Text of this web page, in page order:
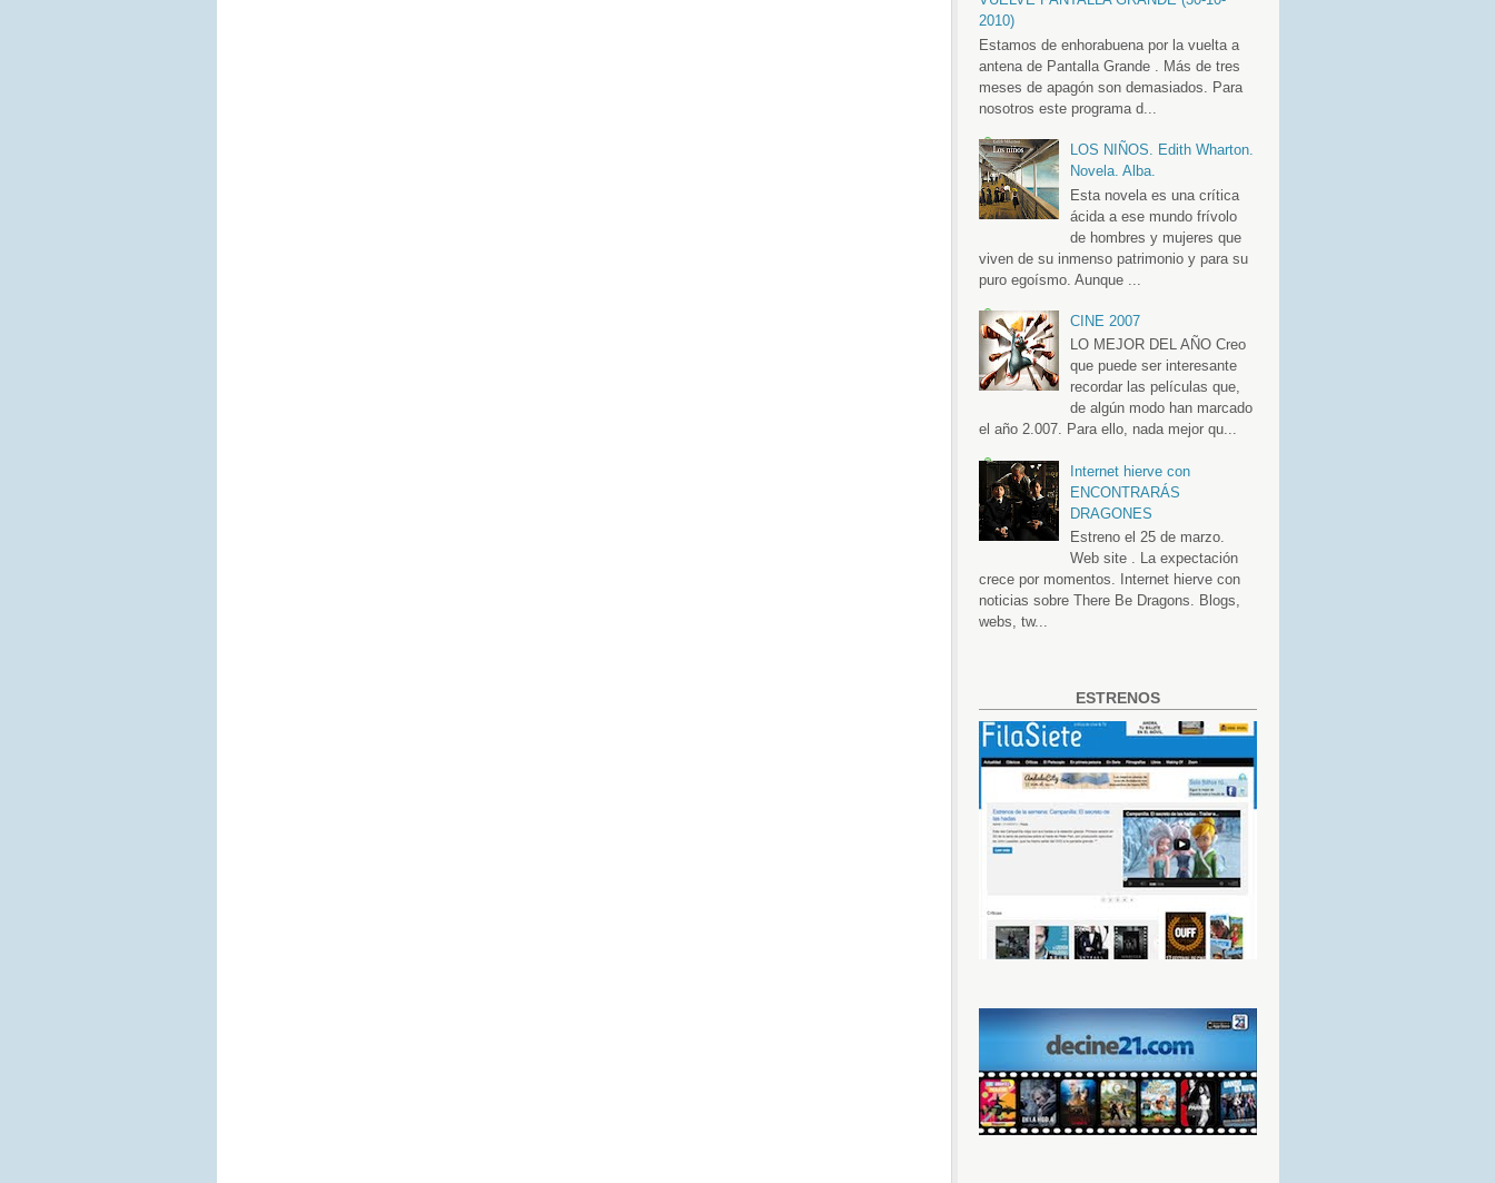
2010)
Estamos de enhorabuena por la vuelta a
antena de Pantalla Grande . Más de tres
meses de apagón son demasiados. Para
nosotros este programa d...
LOS NIÑOS. Edith Wharton.
Novela. Alba.
Esta novela es una crítica
ácida a ese mundo frívolo
de hombres y mujeres que
viven de su inmenso patrimonio y para su
puro egoísmo. Aunque ...
CINE 2007
LO MEJOR DEL AÑO Creo
que puede ser interesante
recordar las películas que,
de algún modo han marcado
el año 2.007. Para ello, nada mejor qu...
Internet hierve con
ENCONTRARÁS
DRAGONES
Estreno el 25 de marzo.
Web site . La expectación
crece por momentos. Internet hierve con
noticias sobre There Be Dragons. Blogs,
webs, tw...
ESTRENOS